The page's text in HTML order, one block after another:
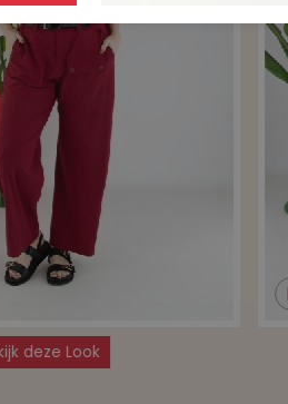
deze Look